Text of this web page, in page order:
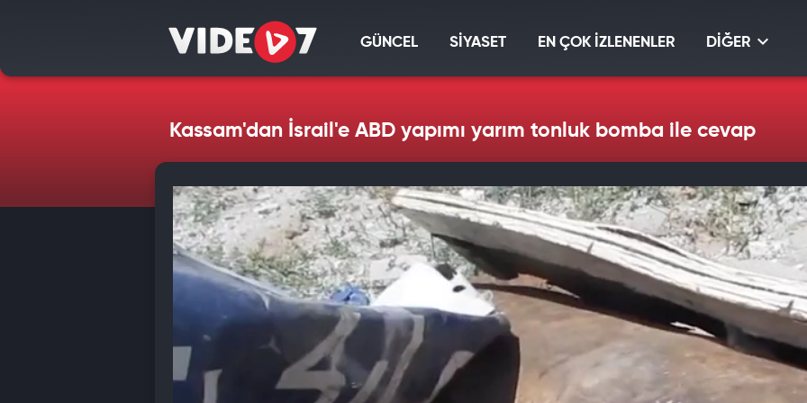
GÜNCEL SİYASET EN ÇOK İZLENENLER DİĞER
Kassam'dan İsrail'e ABD yapımı yarım tonluk bomba ile cevap